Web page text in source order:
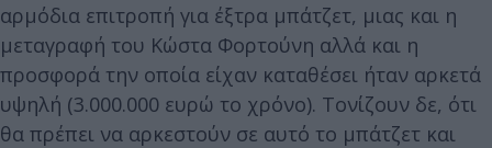
αρμόδια επιτροπή για έξτρα μπάτζετ, μιας και η
μεταγραφή του Κώστα Φορτούνη αλλά και η
προσφορά την οποία είχαν καταθέσει ήταν αρκετά
υψηλή (3.000.000 ευρώ το χρόνο). Τονίζουν δε, ότι
θα πρέπει να αρκεστούν σε αυτό το μπάτζετ και